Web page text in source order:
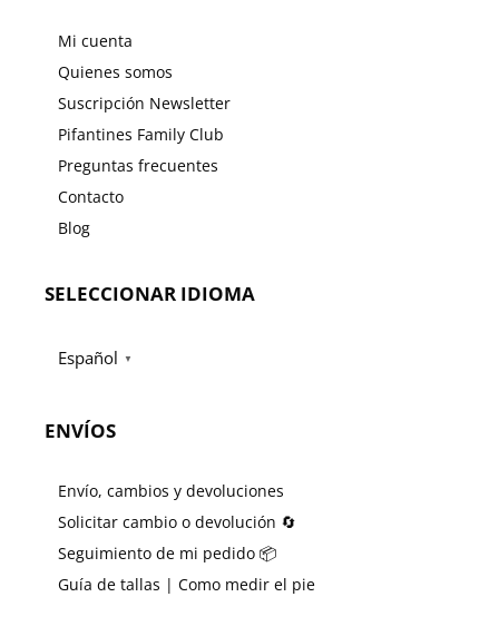
Mi cuenta
Quienes somos
Suscripción Newsletter
Pifantines Family Club
Preguntas frecuentes
Contacto
Blog
SELECCIONAR IDIOMA
Español ▼
ENVÍOS
Envío, cambios y devoluciones
Solicitar cambio o devolución 🔄
Seguimiento de mi pedido 📦
Guía de tallas | Como medir el pie